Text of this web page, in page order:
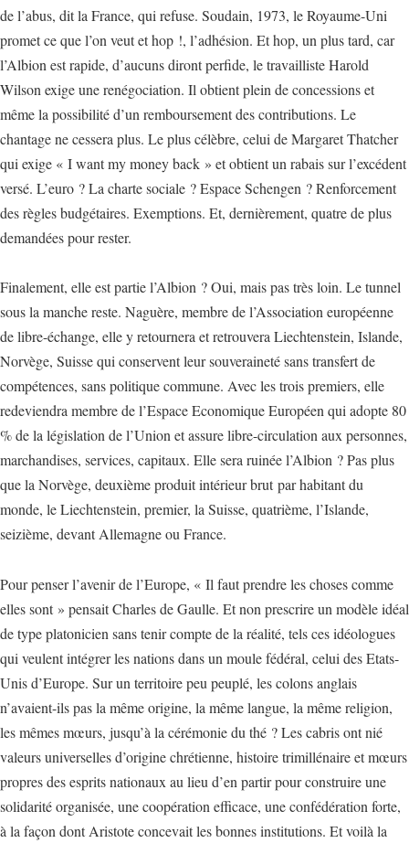
de l’abus, dit la France, qui refuse. Soudain, 1973, le Royaume-Uni
promet ce que l’on veut et hop !, l’adhésion. Et hop, un plus tard, car
l’Albion est rapide, d’aucuns diront perfide, le travailliste Harold
Wilson exige une renégociation. Il obtient plein de concessions et
même la possibilité d’un remboursement des contributions. Le
chantage ne cessera plus. Le plus célèbre, celui de Margaret Thatcher
qui exige « I want my money back » et obtient un rabais sur l’excédent
versé. L’euro ? La charte sociale ? Espace Schengen ? Renforcement
des règles budgétaires. Exemptions. Et, dernièrement, quatre de plus
demandées pour rester.
Finalement, elle est partie l’Albion ? Oui, mais pas très loin. Le tunnel
sous la manche reste. Naguère, membre de l’Association européenne
de libre-échange, elle y retournera et retrouvera Liechtenstein, Islande,
Norvège, Suisse qui conservent leur souveraineté sans transfert de
compétences, sans politique commune. Avec les trois premiers, elle
redeviendra membre de l’Espace Economique Européen qui adopte 80
% de la législation de l’Union et assure libre-circulation aux personnes,
marchandises, services, capitaux. Elle sera ruinée l’Albion ? Pas plus
que la Norvège, deuxième produit intérieur brut par habitant du
monde, le Liechtenstein, premier, la Suisse, quatrième, l’Islande,
seizième, devant Allemagne ou France.
Pour penser l’avenir de l’Europe, « Il faut prendre les choses comme
elles sont » pensait Charles de Gaulle. Et non prescrire un modèle idéal
de type platonicien sans tenir compte de la réalité, tels ces idéologues
qui veulent intégrer les nations dans un moule fédéral, celui des Etats-
Unis d’Europe. Sur un territoire peu peuplé, les colons anglais
n’avaient-ils pas la même origine, la même langue, la même religion,
les mêmes mœurs, jusqu’à la cérémonie du thé ? Les cabris ont nié
valeurs universelles d’origine chrétienne, histoire trimillénaire et mœurs
propres des esprits nationaux au lieu d’en partir pour construire une
solidarité organisée, une coopération efficace, une confédération forte,
à la façon dont Aristote concevait les bonnes institutions. Et voilà la